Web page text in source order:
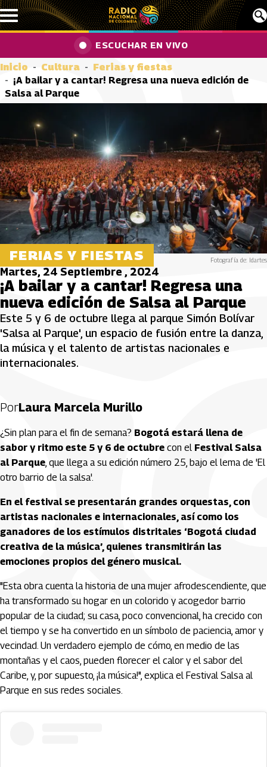
Pasar al contenido principal
ESCUCHAR EN VIVO
Inicio Cultura
Ferias y fiestas
¡A bailar y a cantar! Regresa una nueva edición de
Salsa al Parque
FERIAS Y FIESTAS Fotografía de: Idartes
Martes, 24 Septiembre , 2024
¡A bailar y a cantar! Regresa una
nueva edición de Salsa al Parque
Este 5 y 6 de octubre llega al parque Simón Bolívar
'Salsa al Parque', un espacio de fusión entre la danza,
la música y el talento de artistas nacionales e
internacionales.
PorLaura Marcela Murillo
¿Sin plan para el fin de semana? Bogotá estará llena de
sabor y ritmo este 5 y 6 de octubre con el Festival Salsa
al Parque, que llega a su edición número 25, bajo el lema de 'El
otro barrio de la salsa'.
En el festival se presentarán grandes orquestas, con
artistas nacionales e internacionales, así como los
ganadores de los estímulos distritales ‘Bogotá ciudad
creativa de la música’, quienes transmitirán las
emociones propios del género musical.
"Esta obra cuenta la historia de una mujer afrodescendiente, que
ha transformado su hogar en un colorido y acogedor barrio
popular de la ciudad; su casa, poco convencional, ha crecido con
el tiempo y se ha convertido en un símbolo de paciencia, amor y
vecindad. Un verdadero ejemplo de cómo, en medio de las
montañas y el caos, pueden florecer el calor y el sabor del
Caribe, y, por supuesto, ¡la música!", explica el Festival Salsa al
Parque en sus redes sociales.